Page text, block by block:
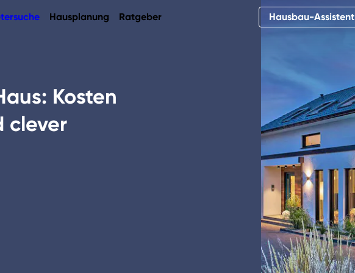
Hausplanung Ratgeber Hausbau-Assistent
Kosten
clever